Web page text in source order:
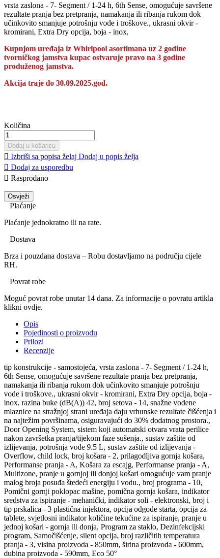
vrsta zaslona - 7- Segment / 1-24 h, 6th Sense, omogućuje savršene
rezultate pranja bez pretpranja, namakanja ili ribanja rukom dok
učinkovito smanjuje potrošnju vode i troškove., ukrasni okvir -
kromirani, Extra Dry opcija, boja - inox,
Kupnjom uređaja iz Whirlpool asortimana uz 2 godine
tvorničkog jamstva kupac ostvaruje pravo na 3 godine
produženog jamstva.
Akcija traje do 30.09.2025.god.
Količina
Dodaj u košaricu
 Izbriši sa popisa želaj Dodaj u popis želja
 Dodaj za usporedbu
 Rasprodano
Plaćanje
Plaćanje jednokratno ili na rate.
Dostava
Brza i pouzdana dostava – Robu dostavljamo na području cijele
RH.
Povrat robe
Moguć povrat robe unutar 14 dana. Za informacije o povratu artikla
klikni ovdje.
Opis
Pojedinosti o proizvodu
Prilozi
Recenzije
tip konstrukcije - samostojeća, vrsta zaslona - 7- Segment / 1-24 h,
6th Sense, omogućuje savršene rezultate pranja bez pretpranja,
namakanja ili ribanja rukom dok učinkovito smanjuje potrošnju
vode i troškove., ukrasni okvir - kromirani, Extra Dry opcija, boja -
inox, razina buke (dB(A)) 42, broj setova - 14, snažne vodene
mlaznice na stražnjoj strani uređaja daju vrhunske rezultate čišćenja i
na najtežim površinama, osiguravajući do 30% dodatnog prostora.,
Door Opening System, sistem koji automatski otvara vrata perilice
nakon završetka pranja/tijekom faze sušenja., sustav zaštite od
izlijevanja, potrošnja vode 9.5 L, sustav zaštite od izlijevanja -
Overflow, child lock, broj košara - 2, prilagodljiva gornja košara,
Performanse pranja - A, Košara za escajg, Performanse pranja - A,
Multizone, pranje u gornjoj ili donjoj košari omogućuje vam pranje
malog broja posuđa štedeći energiju i vodu., broj programa - 10,
Pomični gornji poklopac mašine, pomična gornja košara, indikator
sredstva za ispiranje - mehanički, indikator soli - elektronski, broj i
tip prskalica - 3 plastična injektora, opcija odgode starta, opcija za
tablete, svjetlosni indikator količine tekućine za ispiranje, pranje u
jednoj košari - gornja ili donja, Program za staklo, Dezinfekcijski
program, Samočišćenje, silent opcija, broj različitih temperatura
pranja - 3, visina proizvoda - 850mm, širina proizvoda - 600mm,
dubina proizvoda - 590mm, Eco 50°